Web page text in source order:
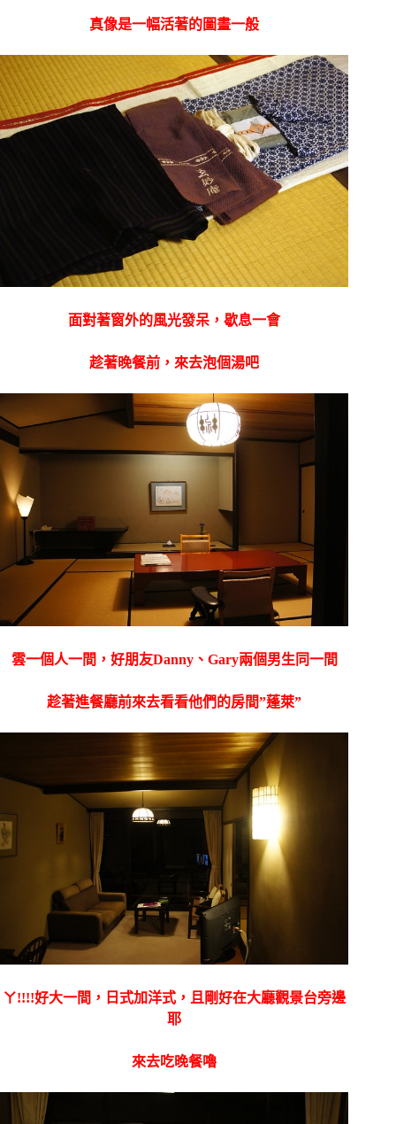
真像是一幅活著的圖畫一般
面對著窗外的風光發呆，歇息一會
趁著晚餐前，來去泡個湯吧
雲一個人一間，好朋友Danny、Gary兩個男生同一間
趁著進餐廳前來去看看他們的房間”蓬萊”
ㄚ!!!!好大一間，日式加洋式，且剛好在大廳觀景台旁邊
耶
來去吃晚餐嚕